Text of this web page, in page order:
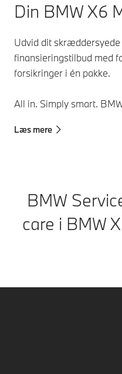
Din BMW X6
Udvid dit
finansieringstilbud med
forsikringer i én pakke.
All in. Simply smart.
Læs mere
BMW
care i BMW